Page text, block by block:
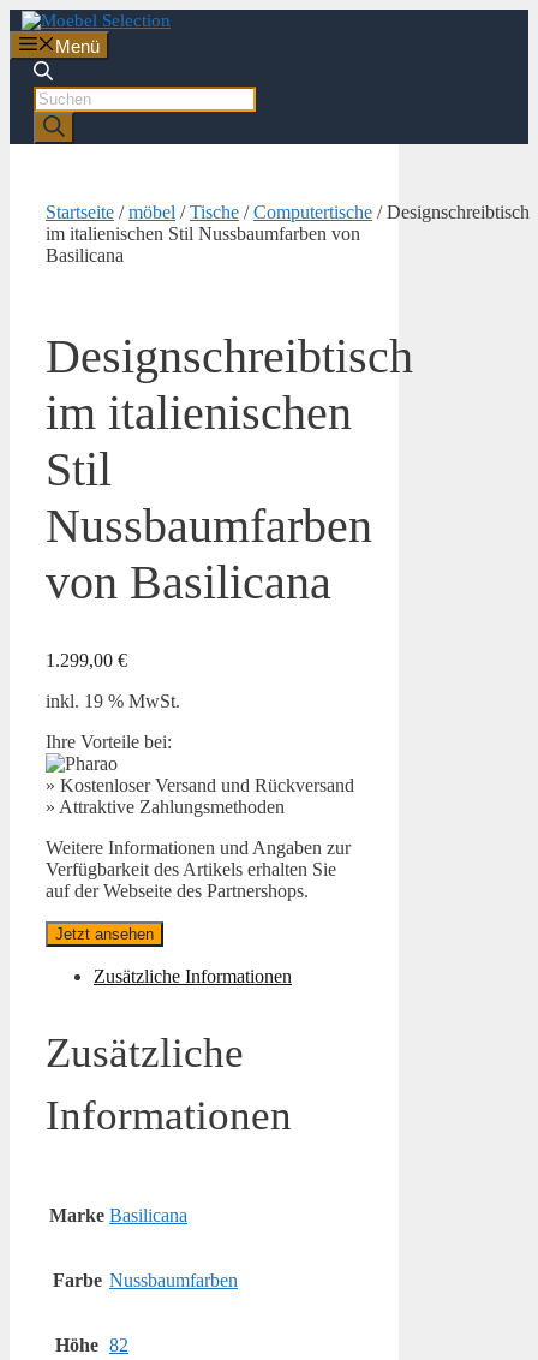
Zum
Inhalt
springen
Menü
Products
search
Startseite /möbel /Tische /Computertische / Designschreibtisch
im italienischen Stil Nussbaumfarben von
Basilicana
Designschreibtisch
im italienischen
Stil
Nussbaumfarben
von Basilicana
1.299,00 €
inkl. 19 % MwSt.
Ihre Vorteile bei:
» Kostenloser Versand und Rückversand
» Attraktive Zahlungsmethoden
Weitere Informationen und Angaben zur
Verfügbarkeit des Artikels erhalten Sie
auf der Webseite des Partnershops.
Jetzt ansehen
Zusätzliche Informationen
Zusätzliche
Informationen
Marke Basilicana
Farbe Nussbaumfarben
Höhe 82